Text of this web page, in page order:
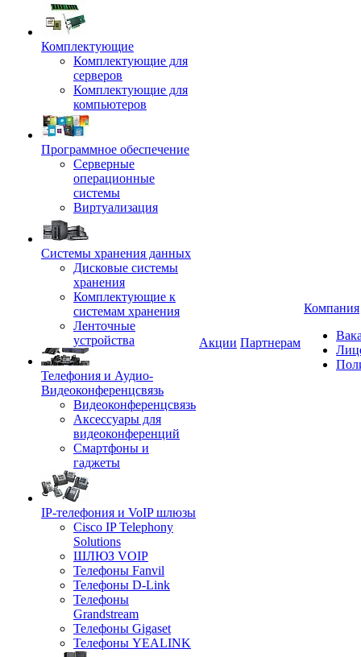
Комплектующие
Комплектующие для
серверов
Комплектующие для
компьютеров
Программное обеспечение
Серверные
операционные
системы
Виртуализация
Системы хранения данных
Дисковые системы
хранения
Комплектующие к
системам хранения
Ленточные
устройства
Телефония и Аудио-
Видеоконференцсвязь
Видеоконференцсвязь
Аксессуары для
видеоконференций
Смартфоны и
гаджеты
IP-телефония и VoIP шлюзы
Cisco IP Telephony
Solutions
ШЛЮЗ VOIP
Телефоны Fanvil
Телефоны D-Link
Телефоны
Grandstream
Телефоны Gigaset
Телефоны YEALINK
Акции Партнерам
Компания